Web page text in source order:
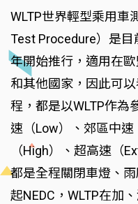
WLTP世界輕型乘用車
Test Procedure）是
年開始推行，適用在
和其他國家，因此可
程，都是以WLTP作為
速（Low）、郊區中
（High）、超高速（
都是全程關閉車燈、
起NEDC，WLTP在加